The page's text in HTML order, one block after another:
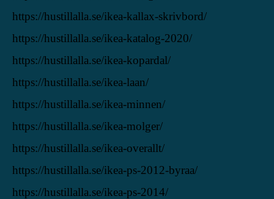
https://hustillalla.se/ikea-kallax-skrivbord/
https://hustillalla.se/ikea-katalog-2020/
https://hustillalla.se/ikea-kopardal/
https://hustillalla.se/ikea-laan/
https://hustillalla.se/ikea-minnen/
https://hustillalla.se/ikea-molger/
https://hustillalla.se/ikea-overallt/
https://hustillalla.se/ikea-ps-2012-byraa/
https://hustillalla.se/ikea-ps-2014/